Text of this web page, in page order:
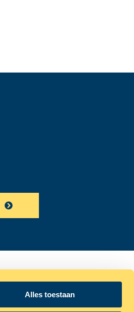
Alles toestaan